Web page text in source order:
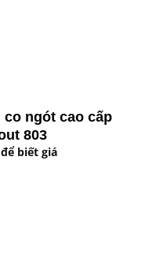
ngót cao cấp
803
biết giá